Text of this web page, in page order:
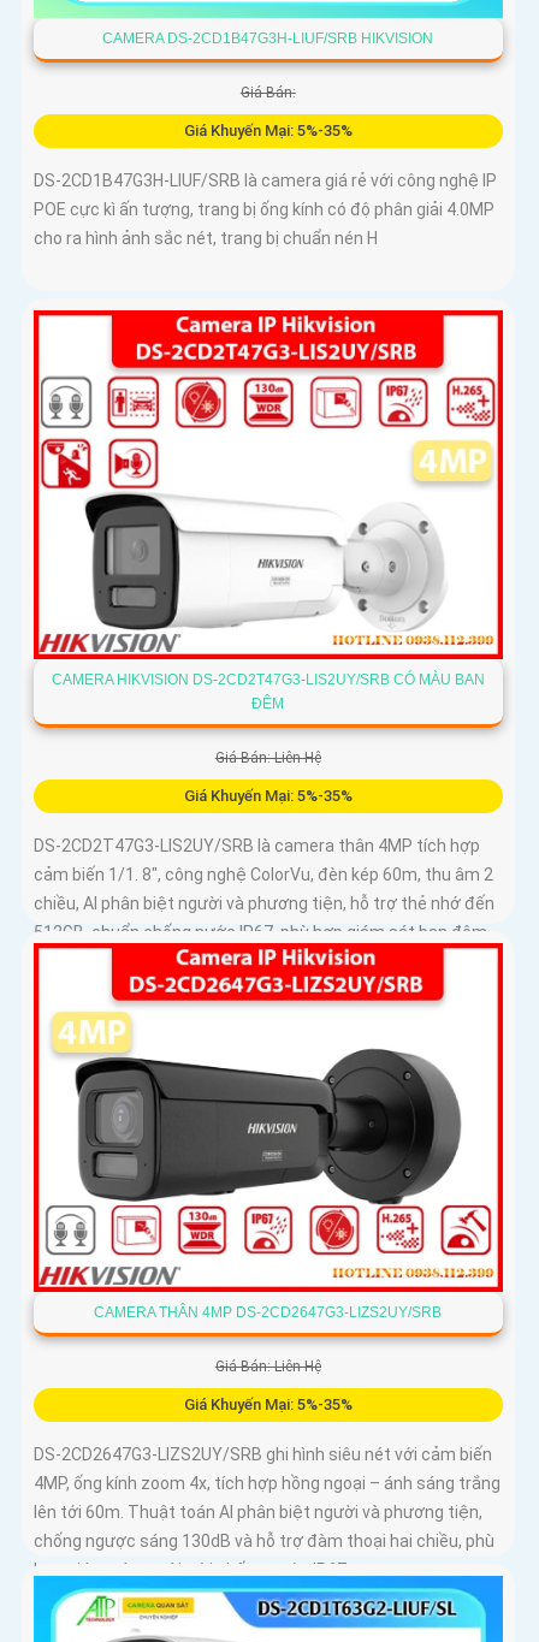
CAMERA DS-2CD1B47G3H-LIUF/SRB HIKVISION
Giá Bán:
Giá Khuyến Mại: 5%-35%
DS-2CD1B47G3H-LIUF/SRB là camera giá rẻ với công nghệ IP
POE cực kì ấn tượng, trang bị ống kính có độ phân giải 4.0MP
cho ra hình ảnh sắc nét, trang bị chuẩn nén H
CAMERA HIKVISION DS-2CD2T47G3-LIS2UY/SRB CÓ MÀU BAN
ĐÊM
Giá Bán: Liên Hệ
Giá Khuyến Mại: 5%-35%
DS-2CD2T47G3-LIS2UY/SRB là camera thân 4MP tích hợp
cảm biến 1/1. 8", công nghệ ColorVu, đèn kép 60m, thu âm 2
chiều, AI phân biệt người và phương tiện, hỗ trợ thẻ nhớ đến
512GB, chuẩn chống nước IP67, phù hợp giám sát ban đêm
CAMERA THÂN 4MP DS-2CD2647G3-LIZS2UY/SRB
Giá Bán: Liên Hệ
Giá Khuyến Mại: 5%-35%
DS-2CD2647G3-LIZS2UY/SRB ghi hình siêu nét với cảm biến
4MP, ống kính zoom 4x, tích hợp hồng ngoại – ánh sáng trắng
lên tới 60m. Thuật toán AI phân biệt người và phương tiện,
chống ngược sáng 130dB và hỗ trợ đàm thoại hai chiều, phù
hợp giám sát ngoài trời chống nước IP67